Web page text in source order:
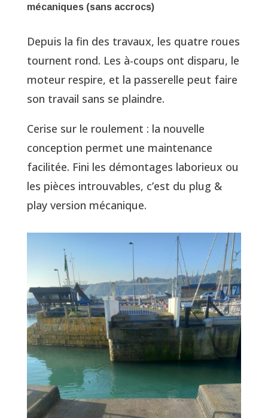
mécaniques (sans accrocs)
Depuis la fin des travaux, les quatre roues
tournent rond. Les à-coups ont disparu, le
moteur respire, et la passerelle peut faire
son travail sans se plaindre.
Cerise sur le roulement : la nouvelle
conception permet une maintenance
facilitée. Fini les démontages laborieux ou
les pièces introuvables, c’est du plug &
play version mécanique.